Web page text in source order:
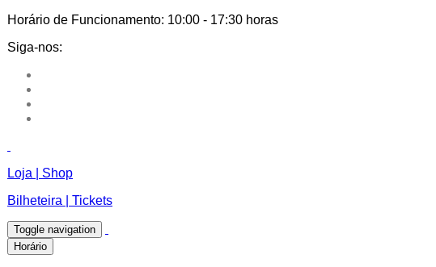
Horário de Funcionamento: 10:00 - 17:30 horas
Siga-nos:
Loja | Shop
Bilheteira | Tickets
Toggle navigation
Horário